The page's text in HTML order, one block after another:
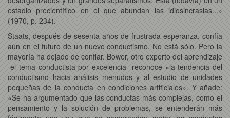
estadio precientífico en el que abundan las idiosincrasias...»
(1970, p. 234).
Staats, después de sesenta años de frustrada esperanza, confía
aún en el futuro de un nuevo conductismo. No está sólo. Pero la
mayoría ha dejado de confiar. Bower, otro experto del aprendizaje
-el tema conductista por excelencia- reconoce «la tendencia del
conductismo hacia análisis menudos y al estudio de unidades
pequeñas de la conducta en condiciones artificiales». Y añade:
«Se ha argumentado que las conductas más complejas, como el
pensamiento y la solución de problemas, se entenderán más